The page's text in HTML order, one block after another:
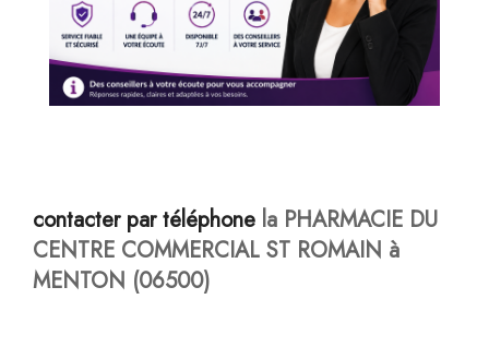
contacter par téléphone la PHARMACIE DU
CENTRE COMMERCIAL ST ROMAIN à
MENTON (06500)